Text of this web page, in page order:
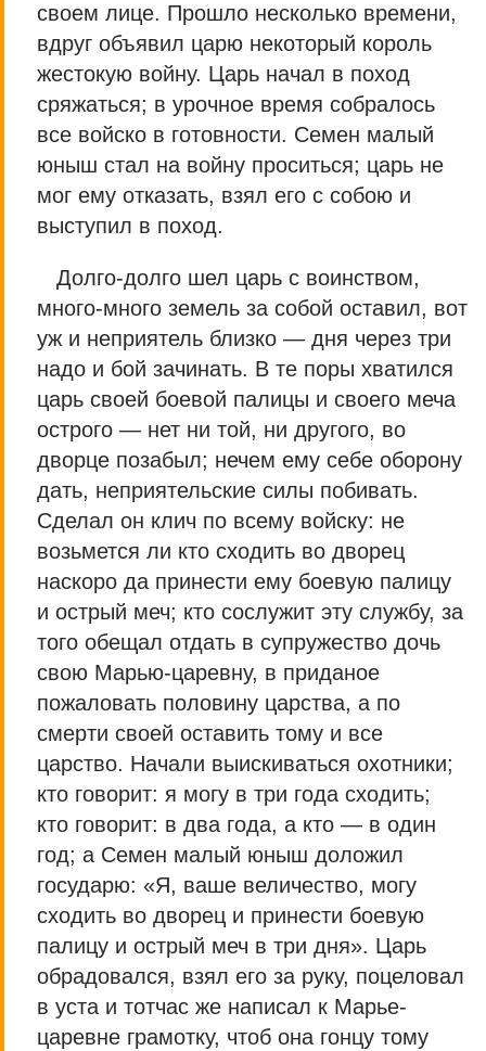
своем лице. Прошло несколько времени,
вдруг объявил царю некоторый король
жестокую войну. Царь начал в поход
сряжаться; в урочное время собралось
все войско в готовности. Семен малый
юныш стал на войну проситься; царь не
мог ему отказать, взял его с собою и
выступил в поход.
Долго-долго шел царь с воинством,
много-много земель за собой оставил, вот
уж и неприятель близко — дня через три
надо и бой зачинать. В те поры хватился
царь своей боевой палицы и своего меча
острого — нет ни той, ни другого, во
дворце позабыл; нечем ему себе оборону
дать, неприятельские силы побивать.
Сделал он клич по всему войску: не
возьмется ли кто сходить во дворец
наскоро да принести ему боевую палицу
и острый меч; кто сослужит эту службу, за
того обещал отдать в супружество дочь
свою Марью-царевну, в приданое
пожаловать половину царства, а по
смерти своей оставить тому и все
царство. Начали выискиваться охотники;
кто говорит: я могу в три года сходить;
кто говорит: в два года, а кто — в один
год; а Семен малый юныш доложил
государю: «Я, ваше величество, могу
сходить во дворец и принести боевую
палицу и острый меч в три дня». Царь
обрадовался, взял его за руку, поцеловал
в уста и тотчас же написал к Марье-
царевне грамотку, чтоб она гонцу тому